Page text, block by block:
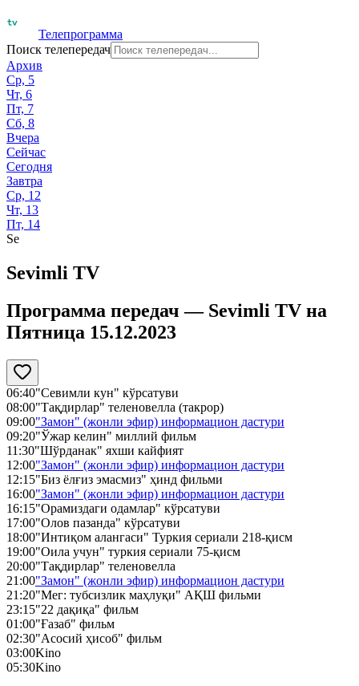
Телепрограмма
Поиск телепередач
Архив
Ср, 5
Чт, 6
Пт, 7
Сб, 8
Вчера
Сейчас
Сегодня
Завтра
Ср, 12
Чт, 13
Пт, 14
Se
Sevimli TV
Программа передач — Sevimli TV на
Пятница 15.12.2023
06:40"Севимли кун" кўрсатуви
08:00"Тақдирлар" теленовелла (такрор)
09:00"Замон" (жонли эфир) информацион дастури
09:20"Ўжар келин" миллий фильм
11:30"Шўрданак" яхши кайфият
12:00"Замон" (жонли эфир) информацион дастури
12:15"Биз ёлғиз эмасмиз" ҳинд фильми
16:00"Замон" (жонли эфир) информацион дастури
16:15"Орамиздаги одамлар" кўрсатуви
17:00"Олов пазанда" кўрсатуви
18:00"Интиқом алангаси" Туркия сериали 218-қисм
19:00"Оила учун" туркия сериали 75-қисм
20:00"Тақдирлар" теленовелла
21:00"Замон" (жонли эфир) информацион дастури
21:20"Мег: тубсизлик маҳлуқи" АҚШ фильми
23:15"22 дақиқа" фильм
01:00"Ғазаб" фильм
02:30"Асосий ҳисоб" фильм
03:00Kino
05:30Kino